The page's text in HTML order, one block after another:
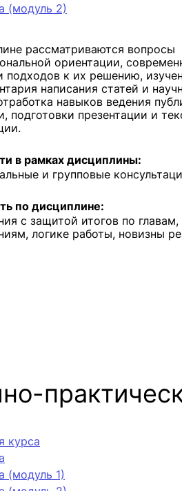
(модуль 2)
рассматриваются вопросы
ориентации,
подходов к их решению,
написания статей и
навыков ведения
подготовки презентации и
в рамках дисциплины:
и групповые
по дисциплине:
с защитой итогов по
логике работы, новизны
курса
(модуль 1)